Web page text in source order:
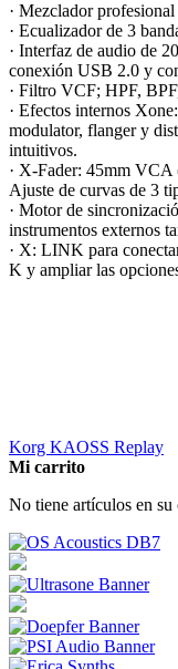
· Mezclador
· Ecualizador de 3
· Interfaz de audio de
conexión USB 2.0 y
· Filtro VCF; HPF,
· Efectos internos
modulator, flanger y
intuitivos.
· X-Fader: 45mm VCA
Ajuste de curvas de 3
· Motor de
instrumentos externos
· X: LINK para
K y ampliar las
Korg KAOSS Replay
Mi carrito
No tiene artículos en su